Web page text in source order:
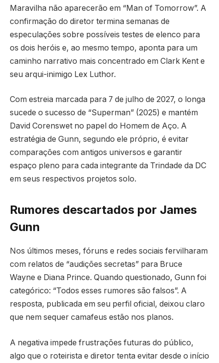
Maravilha não aparecerão em “Man of Tomorrow”. A
confirmação do diretor termina semanas de
especulações sobre possíveis testes de elenco para
os dois heróis e, ao mesmo tempo, aponta para um
caminho narrativo mais concentrado em Clark Kent e
seu arqui-inimigo Lex Luthor.
Com estreia marcada para 7 de julho de 2027, o longa
sucede o sucesso de “Superman” (2025) e mantém
David Corenswet no papel do Homem de Aço. A
estratégia de Gunn, segundo ele próprio, é evitar
comparações com antigos universos e garantir
espaço pleno para cada integrante da Trindade da DC
em seus respectivos projetos solo.
Rumores descartados por James
Gunn
Nos últimos meses, fóruns e redes sociais fervilharam
com relatos de “audições secretas” para Bruce
Wayne e Diana Prince. Quando questionado, Gunn foi
categórico: “Todos esses rumores são falsos”. A
resposta, publicada em seu perfil oficial, deixou claro
que nem sequer camafeus estão nos planos.
A negativa impede frustrações futuras do público,
algo que o roteirista e diretor tenta evitar desde o início